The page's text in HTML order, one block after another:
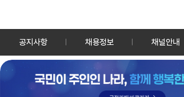
공지사항 채용정보 채널안내
30128 세종특별자치시 정부2청사로 13 한국정
TEL: 044-204-8000
Copyrightⓒ KTV 국민방송 All Rights